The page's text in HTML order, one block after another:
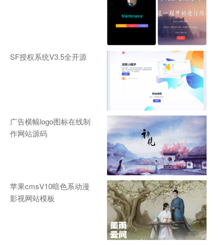
SF授权系统V3.5全开源
广告横幅logo图标在线制
作网站源码
苹果cmsV10暗色系动漫
影视网站模板